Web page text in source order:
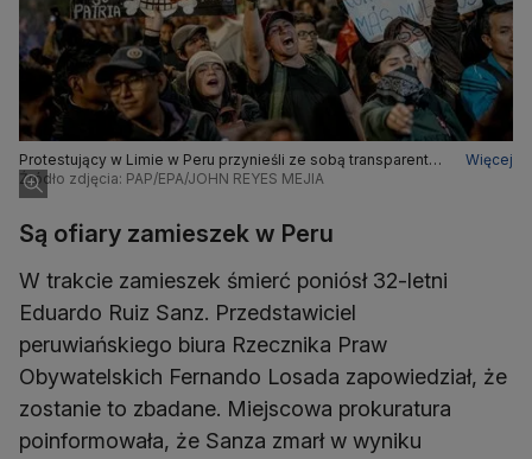
Protestujący w Limie w Peru przynieśli ze sobą transparenty
z antyrządowymi hasłami
Więcej
Źródło zdjęcia: PAP/EPA/JOHN REYES MEJIA
Są ofiary zamieszek w Peru
W trakcie zamieszek śmierć poniósł 32-letni
Eduardo Ruiz Sanz. Przedstawiciel
peruwiańskiego biura Rzecznika Praw
Obywatelskich Fernando Losada zapowiedział, że
zostanie to zbadane. Miejscowa prokuratura
poinformowała, że Sanza zmarł w wyniku